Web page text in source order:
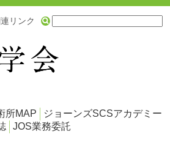
リンク
所MAP
ジョーンズSCSアカデミー
JOS業務委託